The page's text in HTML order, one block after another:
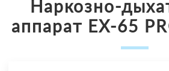
Наркозно-
аппарат EX-65